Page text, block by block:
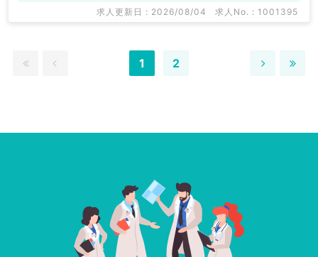
求人更新日 : 2026/08/04 求人No. : 1001395
1 2